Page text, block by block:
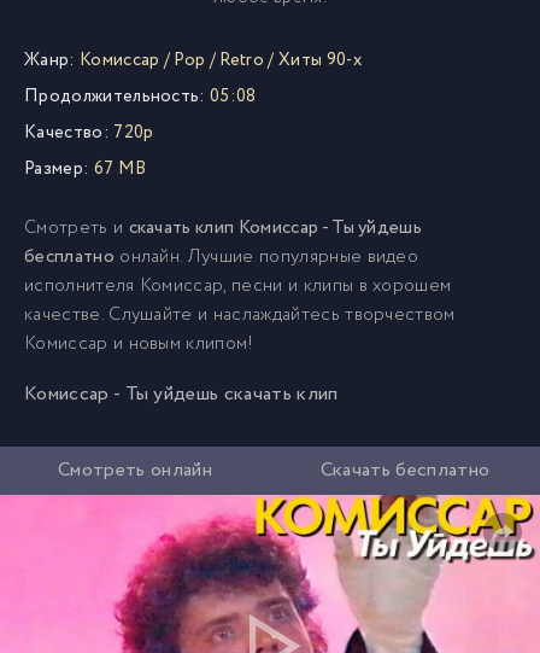
Жанр: Комиссар /Pop /Retro/Хиты 90-х
Продолжительность: 05:08
Качество: 720p
Размер: 67 MB
Смотреть и скачать клип Комиссар - Ты уйдешь
бесплатно онлайн. Лучшие популярные видео
исполнителя Комиссар, песни и клипы в хорошем
качестве. Слушайте и наслаждайтесь творчеством
Комиссар и новым клипом!
Комиссар - Ты уйдешь скачать клип
Смотреть онлайн Скачать бесплатно